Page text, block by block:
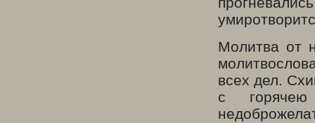
Молитва от
всех дел.
с